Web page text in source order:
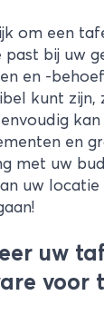
om een
bij uw
en -
kunt zijn,
en
met uw
uw
uw
voor